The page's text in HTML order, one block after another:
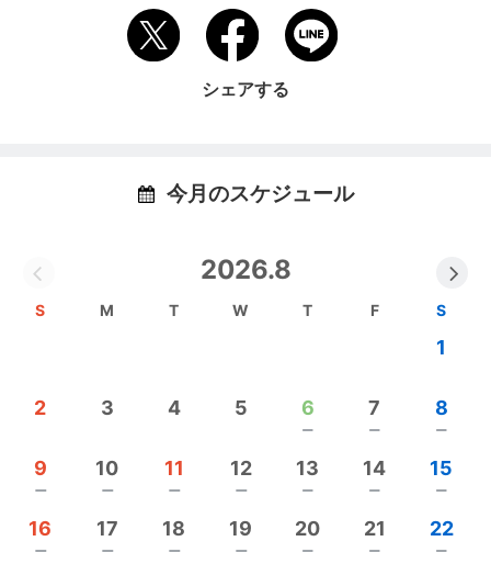
https://home.tsuku2.jp/storeProduct.php?scd=00001
笑い文字はいつでもどこでもサッと描いて相手に気
笑い文字を書くととっても幸せな気持ちになり、渡
感謝の気持ちを伝えたいけど、面と向かっては照れ
顔にしたい。
そんなあなたの想いを笑い文字に乗せて届けてみま
せんか？驚くほどスムーズに届きますよ♪
詳細はこちら :
https://ticket.tsuku2.jp/events-detail/7
2003432225240
【笑い文字普及協会公式HP】
https://waraimoji.com/i
シェアする
今月のスケジュール
2026.8
S M T W T F S
1
2 3 4 5 6
remove
7
remove
8
remove
9
remove
10
remove
11
remove
12
remove
13
remove
14
remove
15
remove
16
remove
17
remove
18
remove
19
remove
20
remove
21
remove
22
remove